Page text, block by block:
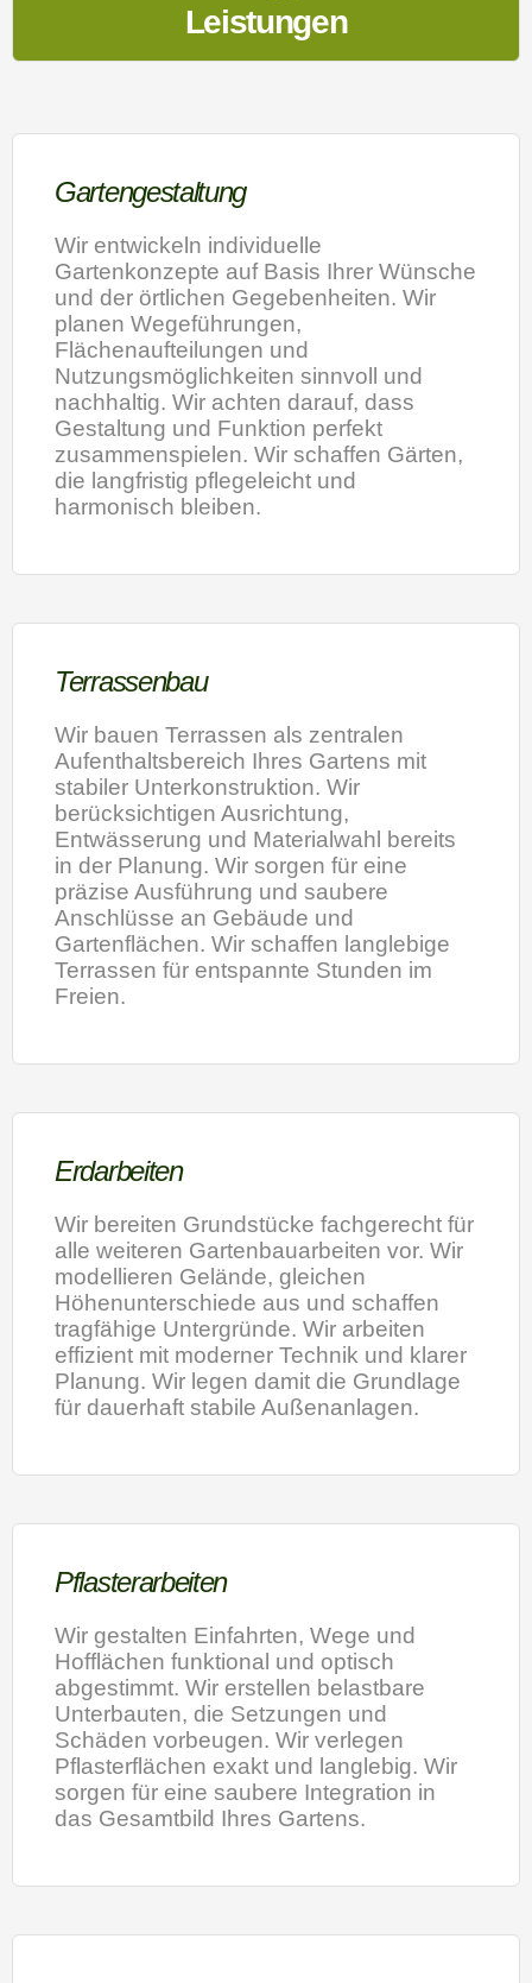
Leistungen
Gartengestaltung
Wir entwickeln individuelle
Gartenkonzepte auf Basis Ihrer Wünsche
und der örtlichen Gegebenheiten. Wir
planen Wegeführungen,
Flächenaufteilungen und
Nutzungsmöglichkeiten sinnvoll und
nachhaltig. Wir achten darauf, dass
Gestaltung und Funktion perfekt
zusammenspielen. Wir schaffen Gärten,
die langfristig pflegeleicht und
harmonisch bleiben.
Terrassenbau
Wir bauen Terrassen als zentralen
Aufenthaltsbereich Ihres Gartens mit
stabiler Unterkonstruktion. Wir
berücksichtigen Ausrichtung,
Entwässerung und Materialwahl bereits
in der Planung. Wir sorgen für eine
präzise Ausführung und saubere
Anschlüsse an Gebäude und
Gartenflächen. Wir schaffen langlebige
Terrassen für entspannte Stunden im
Freien.
Erdarbeiten
Wir bereiten Grundstücke fachgerecht für
alle weiteren Gartenbauarbeiten vor. Wir
modellieren Gelände, gleichen
Höhenunterschiede aus und schaffen
tragfähige Untergründe. Wir arbeiten
effizient mit moderner Technik und klarer
Planung. Wir legen damit die Grundlage
für dauerhaft stabile Außenanlagen.
Pflasterarbeiten
Wir gestalten Einfahrten, Wege und
Hofflächen funktional und optisch
abgestimmt. Wir erstellen belastbare
Unterbauten, die Setzungen und
Schäden vorbeugen. Wir verlegen
Pflasterflächen exakt und langlebig. Wir
sorgen für eine saubere Integration in
das Gesamtbild Ihres Gartens.